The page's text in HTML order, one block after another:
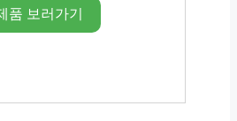
품 보러가기